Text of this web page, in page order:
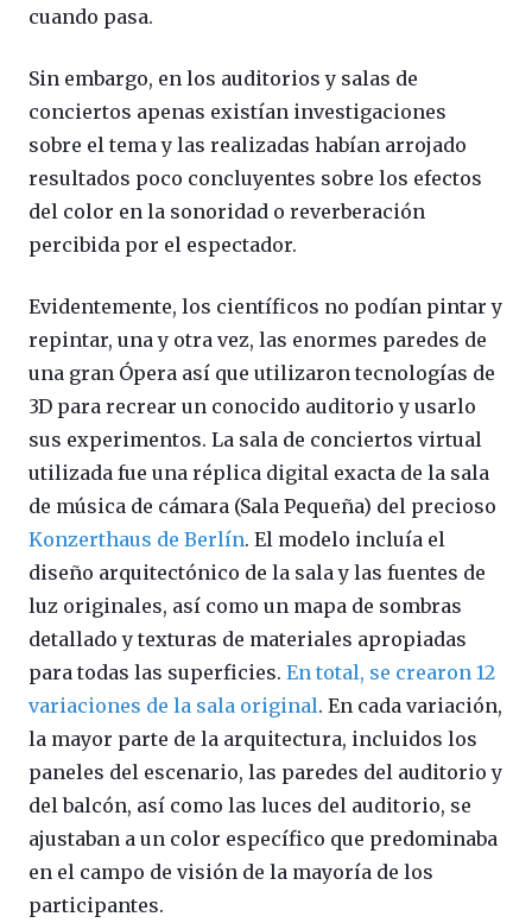
cuando pasa.
Sin embargo, en los auditorios y salas de
conciertos apenas existían investigaciones
sobre el tema y las realizadas habían arrojado
resultados poco concluyentes sobre los efectos
del color en la sonoridad o reverberación
percibida por el espectador.
Evidentemente, los científicos no podían pintar y
repintar, una y otra vez, las enormes paredes de
una gran Ópera así que utilizaron tecnologías de
3D para recrear un conocido auditorio y usarlo
sus experimentos. La sala de conciertos virtual
utilizada fue una réplica digital exacta de la sala
de música de cámara (Sala Pequeña) del precioso
Konzerthaus de Berlín. El modelo incluía el
diseño arquitectónico de la sala y las fuentes de
luz originales, así como un mapa de sombras
detallado y texturas de materiales apropiadas
para todas las superficies. En total, se crearon 12
variaciones de la sala original. En cada variación,
la mayor parte de la arquitectura, incluidos los
paneles del escenario, las paredes del auditorio y
del balcón, así como las luces del auditorio, se
ajustaban a un color específico que predominaba
en el campo de visión de la mayoría de los
participantes.